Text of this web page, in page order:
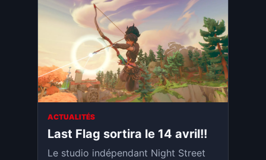
ACTUALITÉS
Last Flag sortira le 14 avril!!
Le studio indépendant Night Street